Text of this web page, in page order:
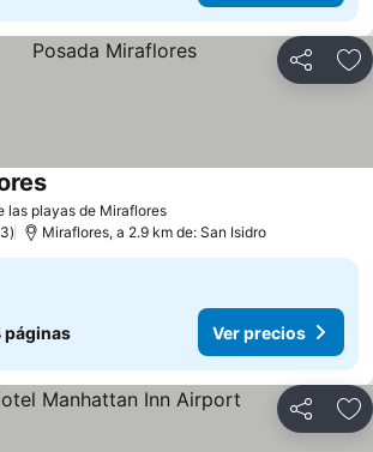
Compartir
las playas de Miraflores
Miraflores, a 2.9 km de: San Isidro
páginas Ver precios
Compartir